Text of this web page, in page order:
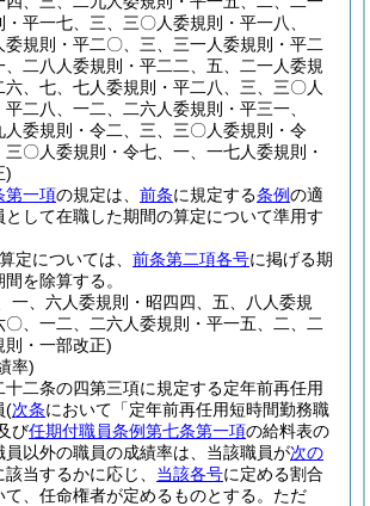
・平一七、三、三〇人委規則・平一八、
委規則・平二〇、三、三一人委規則・平二
、二八人委規則・平二二、五、二一人委規
六、七、七人委規則・平二八、三、三〇人
二八、一二、二六人委規則・平三一、
人委規則・令二、三、三〇人委規則・令
三〇人委規則・令七、一、一七人委規則・
)
第一項の規定は、 前条に規定する条例の適
として在職した期間の算定について準用す
定については、 前条第二項各号に掲げる期
を除算する。
一、六人委規則・昭四四、五、八人委規
〇、一二、二六人委規則・平一五、二、二
則・一部改正)
率)
十二条の四第三項に規定する定年前再任用
(次条において「定年前再任用短時間勤務職
び任期付職員条例第七条第一項の給料表の
員以外の職員の成績率は、当該職員が次の
当するかに応じ、 当該各号に定める割合
、任命権者が定めるものとする。 ただ